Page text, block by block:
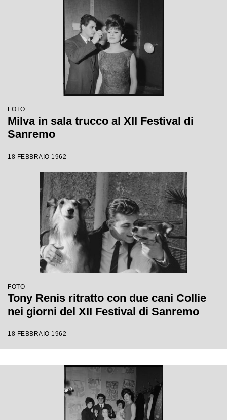
FOTO
Milva in sala trucco al XII Festival di
Sanremo
18 FEBBRAIO 1962
FOTO
Tony Renis ritratto con due cani Collie
nei giorni del XII Festival di Sanremo
18 FEBBRAIO 1962